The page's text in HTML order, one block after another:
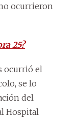
ocurrieron
25?
ocurrió el
se lo
del
Hospital